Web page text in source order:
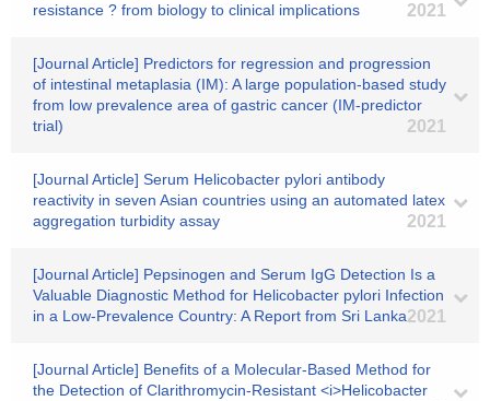
resistance ? from biology to clinical implications
2021
[Journal Article] Predictors for regression and progression
of intestinal metaplasia (IM): A large population-based study
from low prevalence area of gastric cancer (IM-predictor
trial)
2021
[Journal Article] Serum Helicobacter pylori antibody
reactivity in seven Asian countries using an automated latex
aggregation turbidity assay
2021
[Journal Article] Pepsinogen and Serum IgG Detection Is a
Valuable Diagnostic Method for Helicobacter pylori Infection
in a Low-Prevalence Country: A Report from Sri Lanka2021
[Journal Article] Benefits of a Molecular-Based Method for
the Detection of Clarithromycin-Resistant <i>Helicobacter